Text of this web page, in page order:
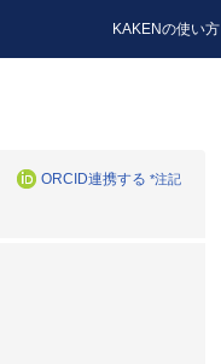
KAKENの使い方
ORCID連携する *注記